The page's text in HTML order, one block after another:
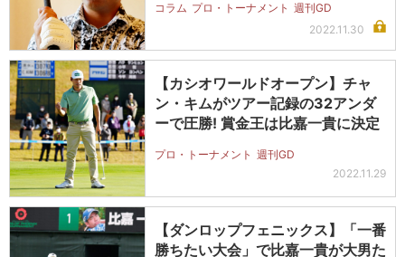
コラム プロ・トーナメント 週刊GD
2022.11.30
【カシオワールドオープン】チャ
ン・キムがツアー記録の32アンダ
ーで圧勝! 賞金王は比嘉一貴に決定
プロ・トーナメント 週刊GD
2022.11.29
【ダンロップフェニックス】「一番
勝ちたい大会」で比嘉一貴が大男た